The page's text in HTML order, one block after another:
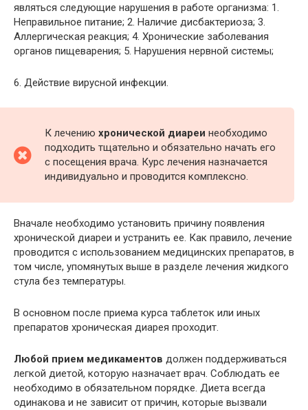
являться следующие нарушения в работе организма: 1.
Неправильное питание; 2. Наличие дисбактериоза; 3.
Аллергическая реакция; 4. Хронические заболевания
органов пищеварения; 5. Нарушения нервной системы;
6. Действие вирусной инфекции.
К лечению хронической диареи необходимо
подходить тщательно и обязательно начать его
с посещения врача. Курс лечения назначается
индивидуально и проводится комплексно.
Вначале необходимо установить причину появления
хронической диареи и устранить ее. Как правило, лечение
проводится с использованием медицинских препаратов, в
том числе, упомянутых выше в разделе лечения жидкого
стула без температуры.
В основном после приема курса таблеток или иных
препаратов хроническая диарея проходит.
Любой прием медикаментов должен поддерживаться
легкой диетой, которую назначает врач. Соблюдать ее
необходимо в обязательном порядке. Диета всегда
одинакова и не зависит от причин, которые вызвали